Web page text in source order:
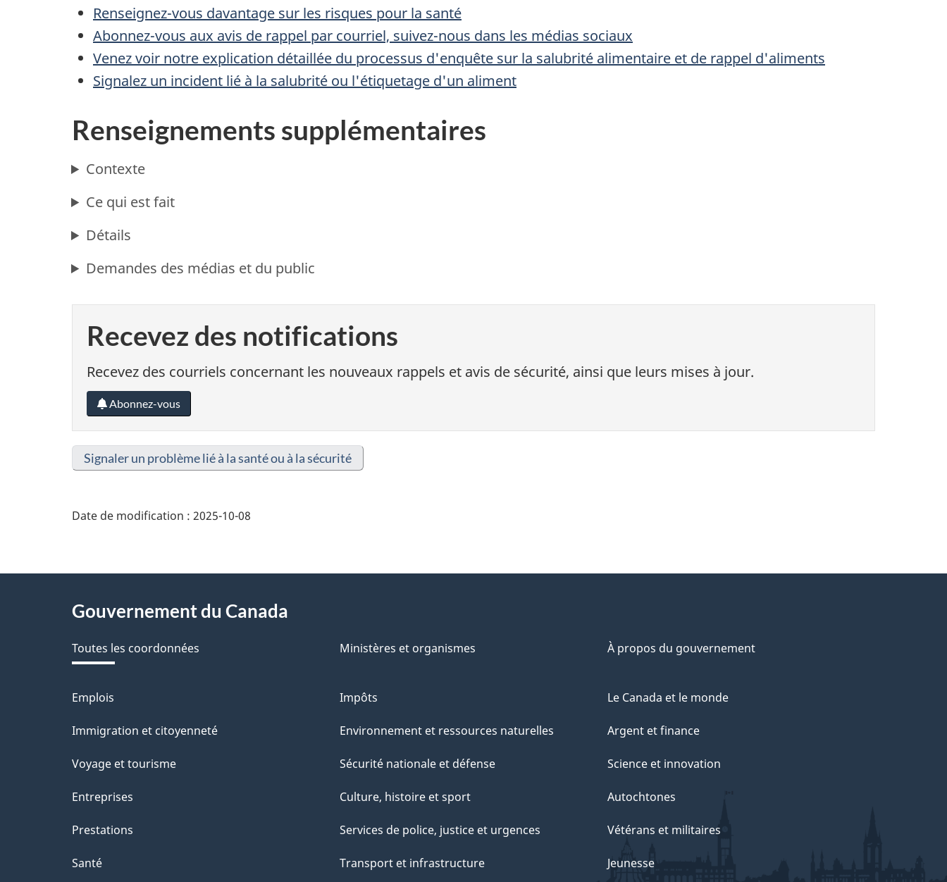
Renseignez-vous davantage sur les risques pour la santé
Abonnez-vous aux avis de rappel par courriel, suivez-nous dans les médias sociaux
Venez voir notre explication détaillée du processus d'enquête sur la salubrité alimentaire et de rappel d'aliments
Signalez un incident lié à la salubrité ou l'étiquetage d'un aliment
Renseignements supplémentaires
Contexte
Ce qui est fait
Détails
Demandes des médias et du public
Recevez des notifications
Recevez des courriels concernant les nouveaux rappels et avis de sécurité, ainsi que leurs mises à jour.
Abonnez-vous
Signaler un problème lié à la santé ou à la sécurité
Date de modification : 2025-10-08
AboutGouvernement du Canada
Toutes les coordonnées Ministères et organismes À propos du gouvernement
Thèmes
et
Emplois
Immigration et citoyenneté
Voyage et tourisme
Entreprises
Prestations
Santé
Impôts
Environnement et ressources naturelles
Sécurité nationale et défense
Culture, histoire et sport
Services de police, justice et urgences
Transport et infrastructure
Le Canada et le monde
Argent et finance
Science et innovation
Autochtones
Vétérans et militaires
Jeunesse